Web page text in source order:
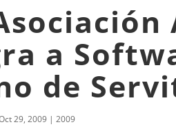
a
de
29, 2009 |2009